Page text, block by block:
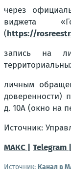
через
виджета
(https://
запись на
личным
доверенности)
д. 10А (окно на
Источник:
МАКС | Telegram |
Источник: Канал в